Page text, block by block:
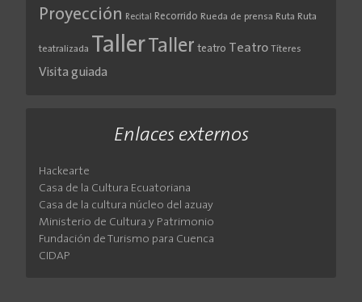
Proyección Recital Recorrido Rueda de prensa Ruta Ruta
teatralizada Taller Taller teatro Teatro Títeres
Visita guiada
Enlaces externos
Hackearte
Casa de la Cultura Ecuatoriana
Casa de la cultura núcleo del azuay
Ministerio de Cultura y Patrimonio
Fundación de Turismo para Cuenca
CIDAP